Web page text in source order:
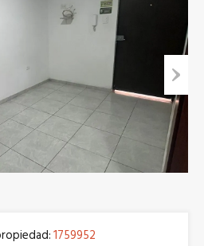
Next
1759952